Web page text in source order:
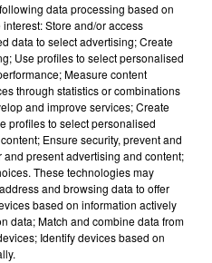
CRÉATION S'EXPOSE
des visites au pas de charge
l’Artisanat Occitanie
data processing based on
Store and/or access
data to select advertising; Create
Use profiles to select personalised
Measure content
through statistics or combinations
and improve services; Create
profiles to select personalised
Ensure security, prevent and
present advertising and content;
These technologies may
and browsing data to offer
based on information actively
data; Match and combine data from
Identify devices based on